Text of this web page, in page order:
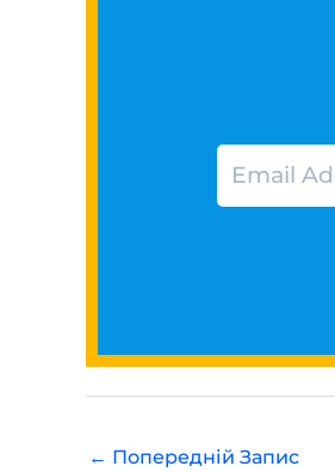
← Попередній Запис